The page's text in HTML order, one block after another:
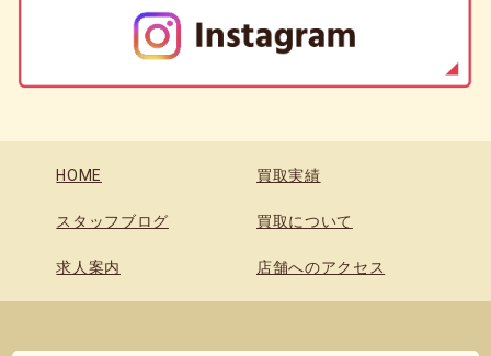
HOME 買取実績
スタッフブログ 買取について
求人案内 店舗へのアクセス